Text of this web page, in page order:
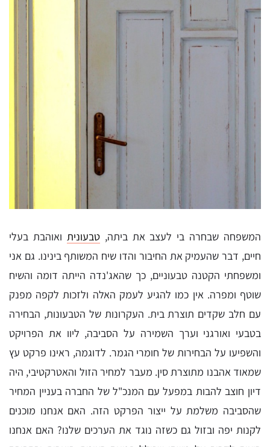
המשפחה שבחרה בי לעצב את ביתה,טבעונית ואוהבת בעלי
חיים, דבר שהעמיק את החיבור והדו שיח המשותף בינינו. גם אני
ומשפחתי הקטנה טבעוניים, כך שהאג'נדה הייתה דומה והשיח
שוטף ומפרה. אין כמו להגיע לעמק האלה ולזכות לקפה מפנק
עם חלב שקדים תוצרת בית. העקרונות של הטבעונות, הבחירה
בטבעי ואורגני וערך השמירה על הסביבה, ליוו את הפרויקט
והשפיעו על הבחירות של חומרי הגמר. לדוגמה, ראינו פרקט עץ
שמאוד אהבנו מתוצרת סין. מעבר למחיר הזול והאטרקטיבי, היה
דיון חוצב להבות במפעל עם המנכ"ל של החברה בעניין המחיר
שהסביבה משלמת על ייצור הפרקט הזה. האם אנחנו מוכנים
לקנות יפה ובזול גם כשזה נוגד את הערכים שלנו? האם אנחנו